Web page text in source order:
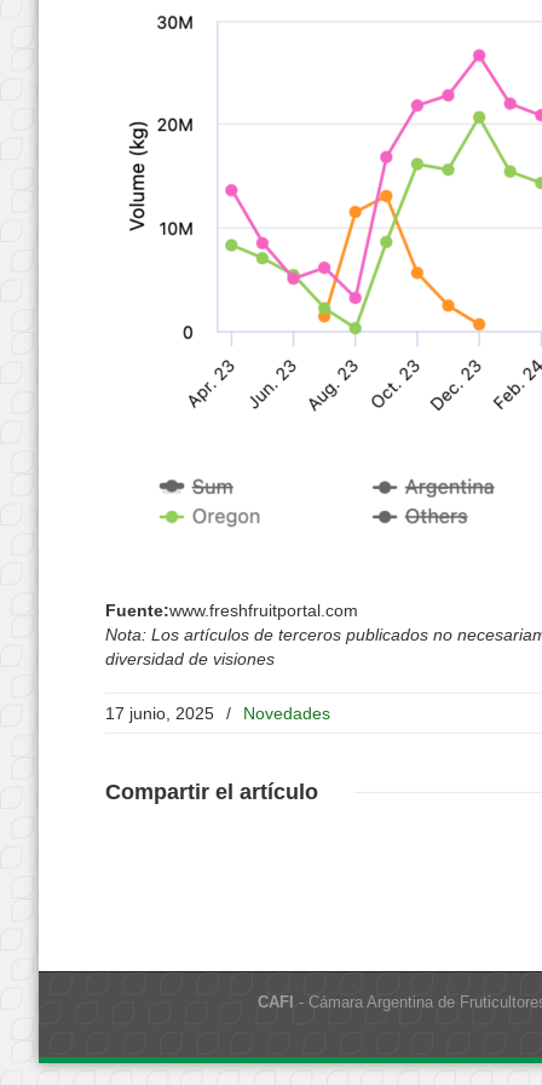
Fuente:www.freshfruitportal.com
Nota: Los artículos de terceros publicados no
diversidad de visiones
17 junio, 2025 / Novedades
Compartir el artículo
CAFI - Cámara Argentina de